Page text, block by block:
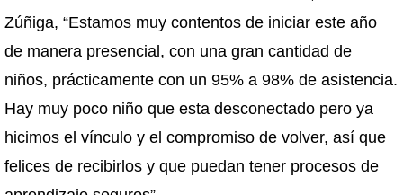
Zúñiga, “Estamos muy contentos de iniciar este año
de manera presencial, con una gran cantidad de
niños, prácticamente con un 95% a 98% de asistencia.
Hay muy poco niño que esta desconectado pero ya
hicimos el vínculo y el compromiso de volver, así que
felices de recibirlos y que puedan tener procesos de